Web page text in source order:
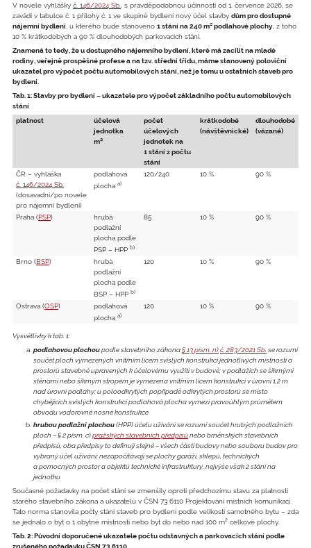
V novele vyhlášky č. 146/2024 Sb.
, s pravděpodobnou účinností od 1. července 2026, se
zavádí v tabulce č. 1 přílohy č. 1 ve skupině bydlení nový účel stavby dům pro dostupné
nájemní bydlení , u kterého bude stanoveno 1 stání na 240 m² podlahové plochy , z toho
10 % krátkodobých a 90 % dlouhodobých parkovacích stání.
Znamená to tedy, že u dostupného nájemního bydlení, které má zacílit na mladé
rodiny, veřejně prospěšné profese a na tzv. střední třídu, máme stanovený poloviční
ukazatel pro výpočet počtu automobilových stání, než je tomu u ostatních staveb pro
bydlení.
Tab. 1: Stavby pro bydlení – ukazatele pro výpočet základního počtu automobilových
stání
platnost
účelová
jednotka
m²
počet
účelových
jednotek na
1 stání z počtu
stání
krátkodobé
(návštěvnické)
dlouhodobé
(vázané)
ČR – vyhláška
č. 146/2024 Sb.
(dosavadní/po novele
pro nájemní bydlení)
podlahová
plocha a)
120/240 10 % 90 %
Praha (PSP)
hrubá
podlažní
plocha podle
PSP – HPP b)
85 10 % 90 %
Brno (BSP)
hrubá
podlažní
plocha podle
BSP – HPP b)
120 10 % 90 %
Ostrava (OSP)
podlahová
plocha a)
120 10 % 90 %
Vysvětlivky k tab. 1:
podlahovou plochoupodle stavebního zákona§ 13 písm. n)č. 283/2021 Sb. se rozumí
součet ploch vymezených vnitřním lícem svislých konstrukcí jednotlivých místností a
prostorů stavebně upravených k účelovému využití v budově; v podlažích se šikmými
stěnami nebo šikmým stropem je vymezena vnitřním lícem konstrukcí v úrovni 1,2 m
nad úrovní podlahy; u poloodkrytých popřípadě odkrytých prostorů se místo
chybějících svislých konstrukcí podlahová plocha vymezí pravoúhlým průmětem
obvodu vodorovné nosné konstrukce
hrubou podlažní plochou(HPP) účelu užívání se rozumí součet hrubých podlažních
ploch – § 2 písm. c)pražských stavebních předpisůnebo brněnských stavebních
předpisů, oba předpisy to definují stejně – všech částí budovy nebo souboru budov pro
vybraný účel užívání; nezapočítávají se plochy garáží, sklepů, technických
a pomocných prostor a objektů technické infrastruktury, nejvýše však 2 stání na
jednotku
Současné požadavky na počet stání se zmenšily oproti předchozímu stavu za platnosti
starého stavebního zákona a ukazatelů v ČSN 73 6110 Projektování místních komunikací.
Tato norma stanovila počty stání staveb pro bydlení podle velikosti samotného bytu – zda
se jednalo o byt o 1 obytné místnosti nebo byt do nebo nad 100 m² celkové plochy.
Tab. 2: Původní doporučené ukazatele počtu odstavných a parkovacích stání podle
zrušeného požadavku ČSN 73 6110